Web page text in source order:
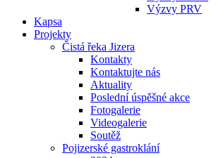
Výzvy PRV
Kapsa
Projekty
Čistá řeka Jizera
Kontakty
Kontaktujte nás
Aktuality
Poslední úspěšné akce
Fotogalerie
Videogalerie
Soutěž
Pojizerské gastroklání